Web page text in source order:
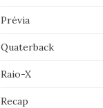
Prévia
Quaterback
Raio-X
Recap